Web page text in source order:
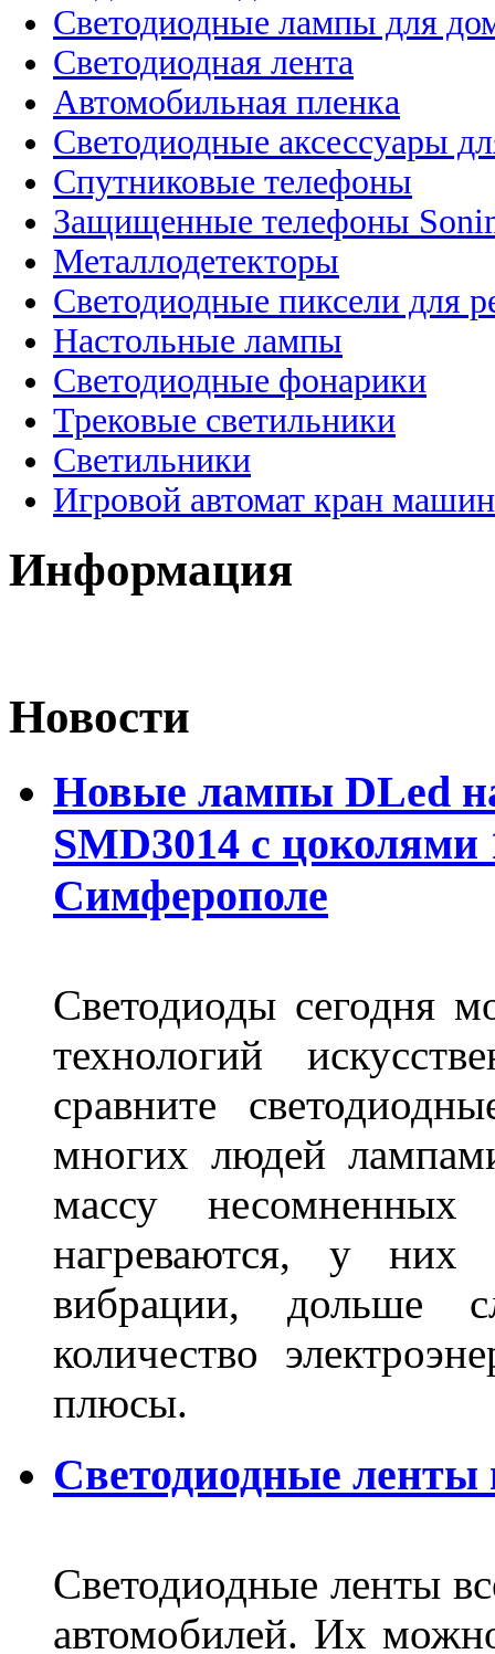
Светодиодные лампы для
Светодиодная лента
Автомобильная пленка
Светодиодные аксессуары
Спутниковые телефоны
Защищенные телефоны
Металлодетекторы
Светодиодные пиксели для
Настольные лампы
Светодиодные фонарики
Трековые светильники
Светильники
Игровой автомат кран
Информация
Новости
Новые лампы DLed
SMD3014 с цоколями
Симферополе
Светодиоды сегодня
технологий
сравните
многих людей
массу
нагреваются, у них
вибрации, дольше
количество
плюсы.
Светодиодные
Светодиодные ленты
автомобилей. Их